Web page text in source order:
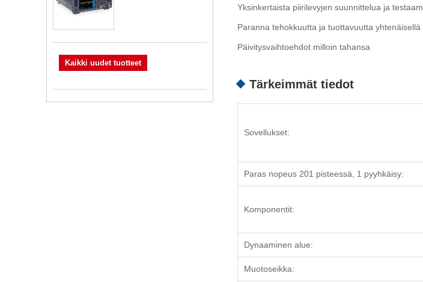
Kaikki uudet tuotteet
Yksinkertaista piirilevyjen suunnittelua ja
Paranna tehokkuutta ja tuottavuutta
Päivitysvaihtoehdot milloin tahansa
Tärkeimmät tiedot
Sovellukset:
Paras nopeus 201 pisteessä, 1 pyyhkäisy:
Komponentit:
Dynaaminen alue:
Muotoseikka: